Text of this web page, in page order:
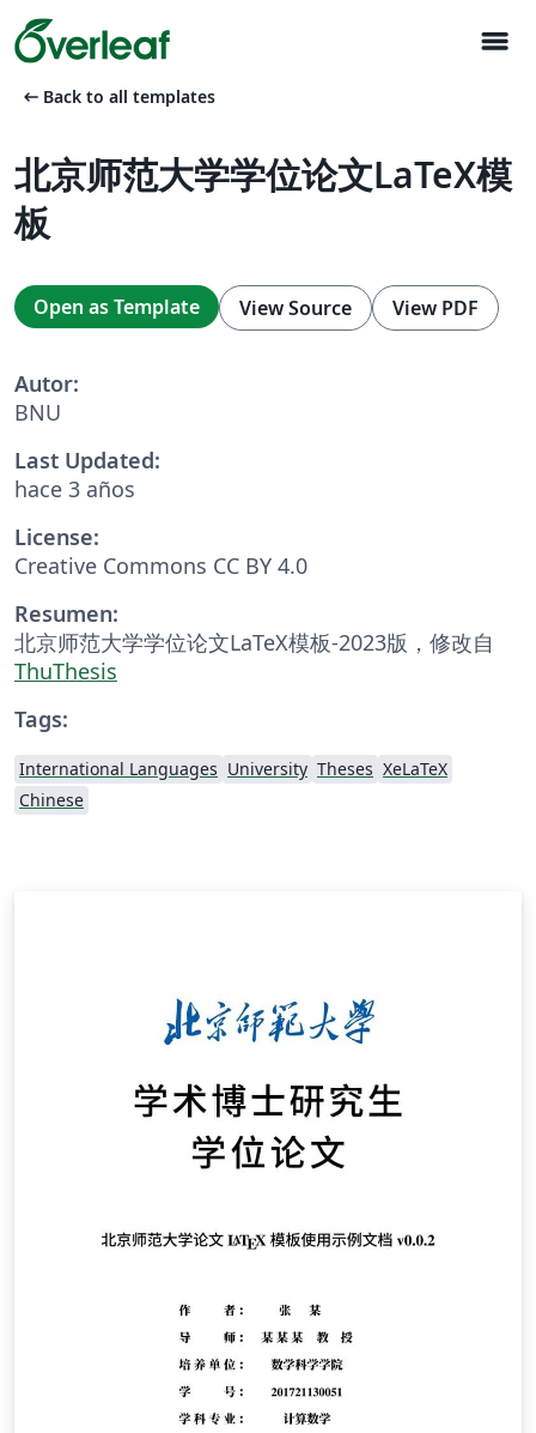
menu
arrow_left_alt Back to all templates
北京师范大学学位论文LaTeX模
板
Open as Template View Source View PDF
Autor:
BNU
Last Updated:
hace 3 años
License:
Creative Commons CC BY 4.0
Resumen:
北京师范大学学位论文LaTeX模板-2023版，修改自
ThuThesis
Tags:
International Languages University Theses XeLaTeX
Chinese